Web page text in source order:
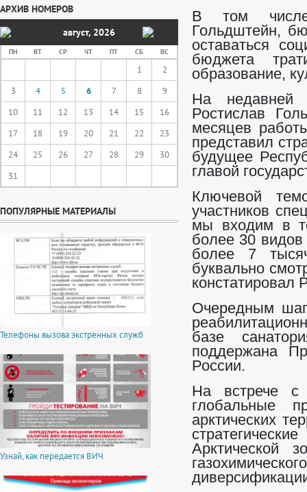
АРХИВ НОМЕРОВ
август, 2026
ПН ВТ СР ЧТ ПТ СБ ВС
1
2
3
4 5 6 7 8
9
10
11 12 13 14 15
16
17
18 19 20 21 22
23
24
25 26 27 28 29
30
31
ПОПУЛЯРНЫЕ МАТЕРИАЛЫ
Телефоны вызова экстренных служб
Узнай, как передается ВИЧ
В том числе
Гольдштейн,
оставаться
бюджета
образование,
На недавней
Ростислав
месяцев
представил
будущее
главой
Ключевой
участников
мы входим в
более 30
более 7
буквально
констатировал
Очередным
базе
поддержана
России.
На встрече с
глобальные
арктических
Арктической